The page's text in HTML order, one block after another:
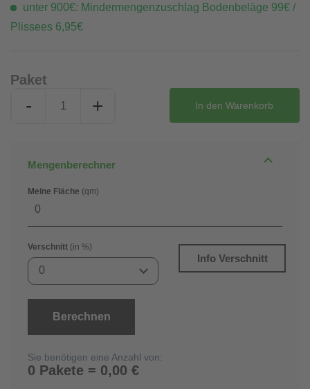
unter 900€: Mindermengenzuschlag Bodenbeläge 99€ /
Plissees 6,95€
Paket
- + In den Warenkorb
Mengenberechner
Meine Fläche (qm)
Verschnitt (in %)
0
Info Verschnitt
Berechnen
Sie benötigen eine Anzahl von:
0 Pakete = 0,00 €